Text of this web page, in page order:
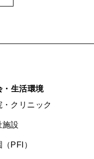
・生活環境
・クリニック
施設
PFI）